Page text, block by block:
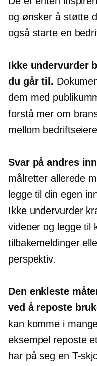
og ønsker å støtte
også starte en
Ikke undervurder
du går til.
dem med
forstå mer om
mellom
Svar på andres
målretter allerede
legge til din egen
Ikke undervurder
videoer og legge til
tilbakemeldinger
perspektiv.
Den enkleste
ved å reposte
kan komme i
eksempel reposte
har på seg en T-